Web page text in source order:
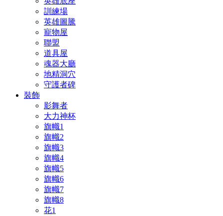
訓練場
英雄圖騰
寵物屋
聯盟
道具屋
魂器大廳
地精洞穴
守護者碑
裝飾
影舞者
大力神杯
旗幟1
旗幟2
旗幟3
旗幟4
旗幟5
旗幟6
旗幟7
旗幟8
花1